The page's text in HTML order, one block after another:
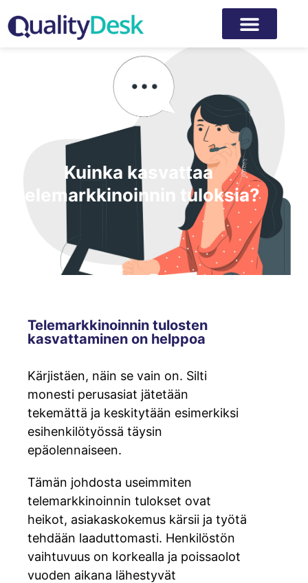
Kuinka kasvattaa
telemarkkinoinnin tuloksia?
Telemarkkinoinnin tulosten
kasvattaminen on helppoa
Kärjistäen, näin se vain on. Silti
monesti perusasiat jätetään
tekemättä ja keskitytään esimerkiksi
esihenkilötyössä täysin
epäolennaiseen.
Tämän johdosta useimmiten
telemarkkinoinnin tulokset ovat
heikot, asiakaskokemus kärsii ja työtä
tehdään laaduttomasti. Henkilöstön
vaihtuvuus on korkealla ja poissaolot
vuoden aikana lähestyvät